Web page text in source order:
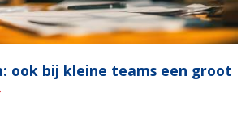
ook bij kleine teams een groot